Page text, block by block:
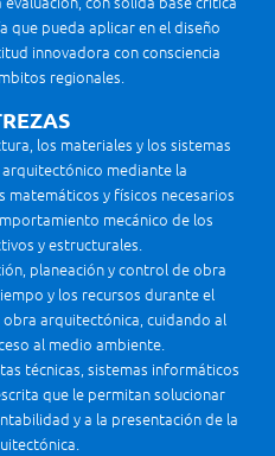
que pueda aplicar en el diseño
innovadora con consciencia
regionales.
los materiales y los sistemas
mediante la
y físicos necesarios
mecánico de los
y estructurales.
planeación y control de obra
y los recursos durante el
arquitectónica, cuidando al
al medio ambiente.
técnicas, sistemas informáticos
que le permitan solucionar
y a la presentación de la